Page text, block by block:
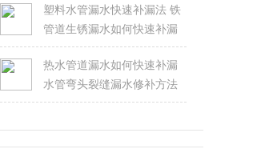
塑料水管漏水快速补漏法 铁
管道生锈漏水如何快速补漏
热水管道漏水如何快速补漏
水管弯头裂缝漏水修补方法